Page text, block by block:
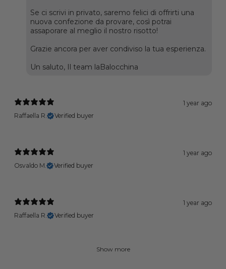
Se ci scrivi in privato, saremo felici di offrirti una
nuova confezione da provare, così potrai
assaporare al meglio il nostro risotto!
Grazie ancora per aver condiviso la tua esperienza.
Un saluto, Il team laBalocchina
1 year ago
Raffaella R.
Verified buyer
1 year ago
Osvaldo M.
Verified buyer
1 year ago
Raffaella R.
Verified buyer
Show more